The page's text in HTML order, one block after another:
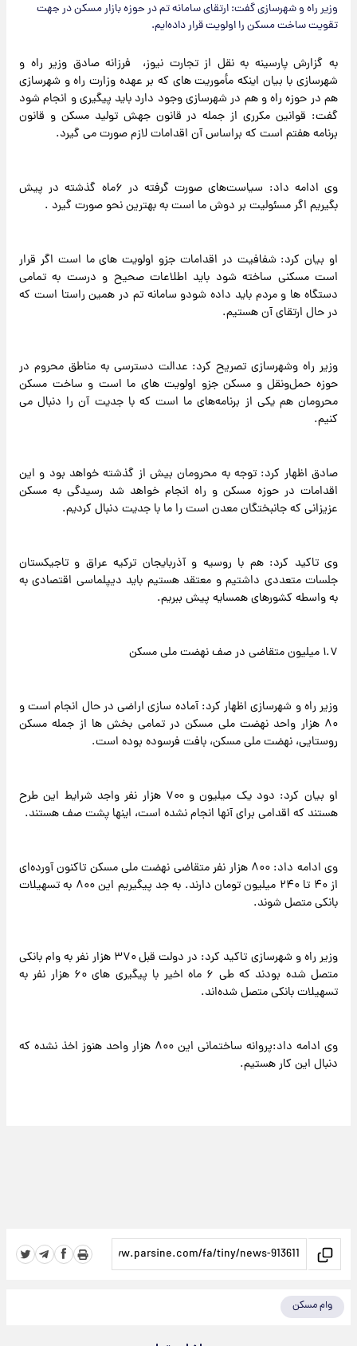
وزیر راه و شهرسازی گفت: ارتقای سامانه تم در حوزه بازار مسکن در جهت
تقویت ساخت مسکن را اولویت قرار داده‌ایم.
به گزارش پارسینه به نقل از تجارت نیوز، فرزانه صادق وزیر راه و
شهرسازی با بیان اینکه مأموریت های که‌ بر عهده وزارت راه و شهرسازی
هم در حوزه راه و هم در شهرسازی وجود دارد باید پیگیری و انجام شود
گفت: قوانین مکرری از جمله در قانون جهش تولید مسکن و قانون
برنامه هفتم است که‌ براساس آن اقدامات لازم صورت می گیرد.
وی ادامه داد: سیاست‌های صورت گرفته در ۶ماه گذشته در پیش
بگیریم اگر مسئولیت بر دوش ما است به بهترین نحو صورت گیرد .
او بیان کرد: شفافیت در اقدامات جزو اولویت های ما است اگر قرار
است مسکنی ساخته شود باید اطلاعات صحیح و درست به تمامی
دستگاه ها و مردم باید داده شودو سامانه تم در همین راستا است که‌
در حال ارتقای آن هستیم.
وزیر راه وشهرسازی تصریح کرد: عدالت دسترسی به مناطق محروم در
حوزه حمل‌ونقل و مسکن جزو اولویت های ما است و ساخت مسکن
محرومان هم یکی از برنامه‌های ما است که با جدیت آن را دنبال می
کنیم.
صادق اظهار کرد: توجه به محرومان بیش از گذشته خواهد بود و این
اقدامات در حوزه مسکن و راه انجام خواهد شد رسیدگی به مسکن
عزیزانی که جانبختگان معدن است را ما با جدیت دنبال کردیم.
وی تاکید کرد: هم با روسیه و آذربایجان ترکیه عراق و تاجیکستان
جلسات متعددی داشتیم و معتقد هستیم باید دیپلماسی اقتصادی به
به واسطه کشورهای همسایه پیش ببریم.
۱.۷ میلیون متقاضی در صف نهضت ملی مسکن
وزیر راه و شهرسازی اظهار کرد: آماده سازی اراضی در حال انجام است و
۸۰ هزار واحد نهضت ملی مسکن در تمامی بخش ها از جمله مسکن
روستایی، نهضت ملی مسکن، بافت فرسوده بوده است.
او بیان کرد: دود یک میلیون و ۷۰۰ هزار نفر واجد شرایط این طرح
هستند که اقدامی برای آنها انجام نشده است، اینها پشت صف هستند.
وی ادامه داد: ۸۰۰ هزار نفر متقاضی نهضت ملی مسکن تاکنون آورده‌ای
از ۴۰ تا ۲۴۰ میلیون تومان دارند. به جد پیگیریم این ۸۰۰ به تسهیلات
بانکی متصل شوند.
وزیر راه و شهرسازی تاکید کرد: در دولت قبل ۳۷۰ هزار نفر به وام بانکی
متصل شده بودند که طی ۶ ماه اخیر با پیگیری های ۶۰ هزار نفر به
تسهیلات بانکی متصل شده‌اند.
وی ادامه داد:پروانه ساختمانی این ۸۰۰ هزار واحد هنوز اخذ نشده که
دنبال این کار هستیم.
وام مسکن